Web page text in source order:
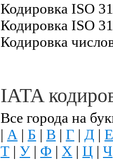
Кодировка ISO
Кодировка ISO
Кодировка
IATA
Все города на
| А | Б | В | Г | Д | Е
Т | У | Ф | Х | Ц | Ч